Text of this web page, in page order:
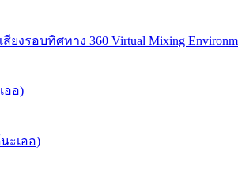
งรอบทิศทาง 360 Virtual Mixing
ออ)
ะเออ)